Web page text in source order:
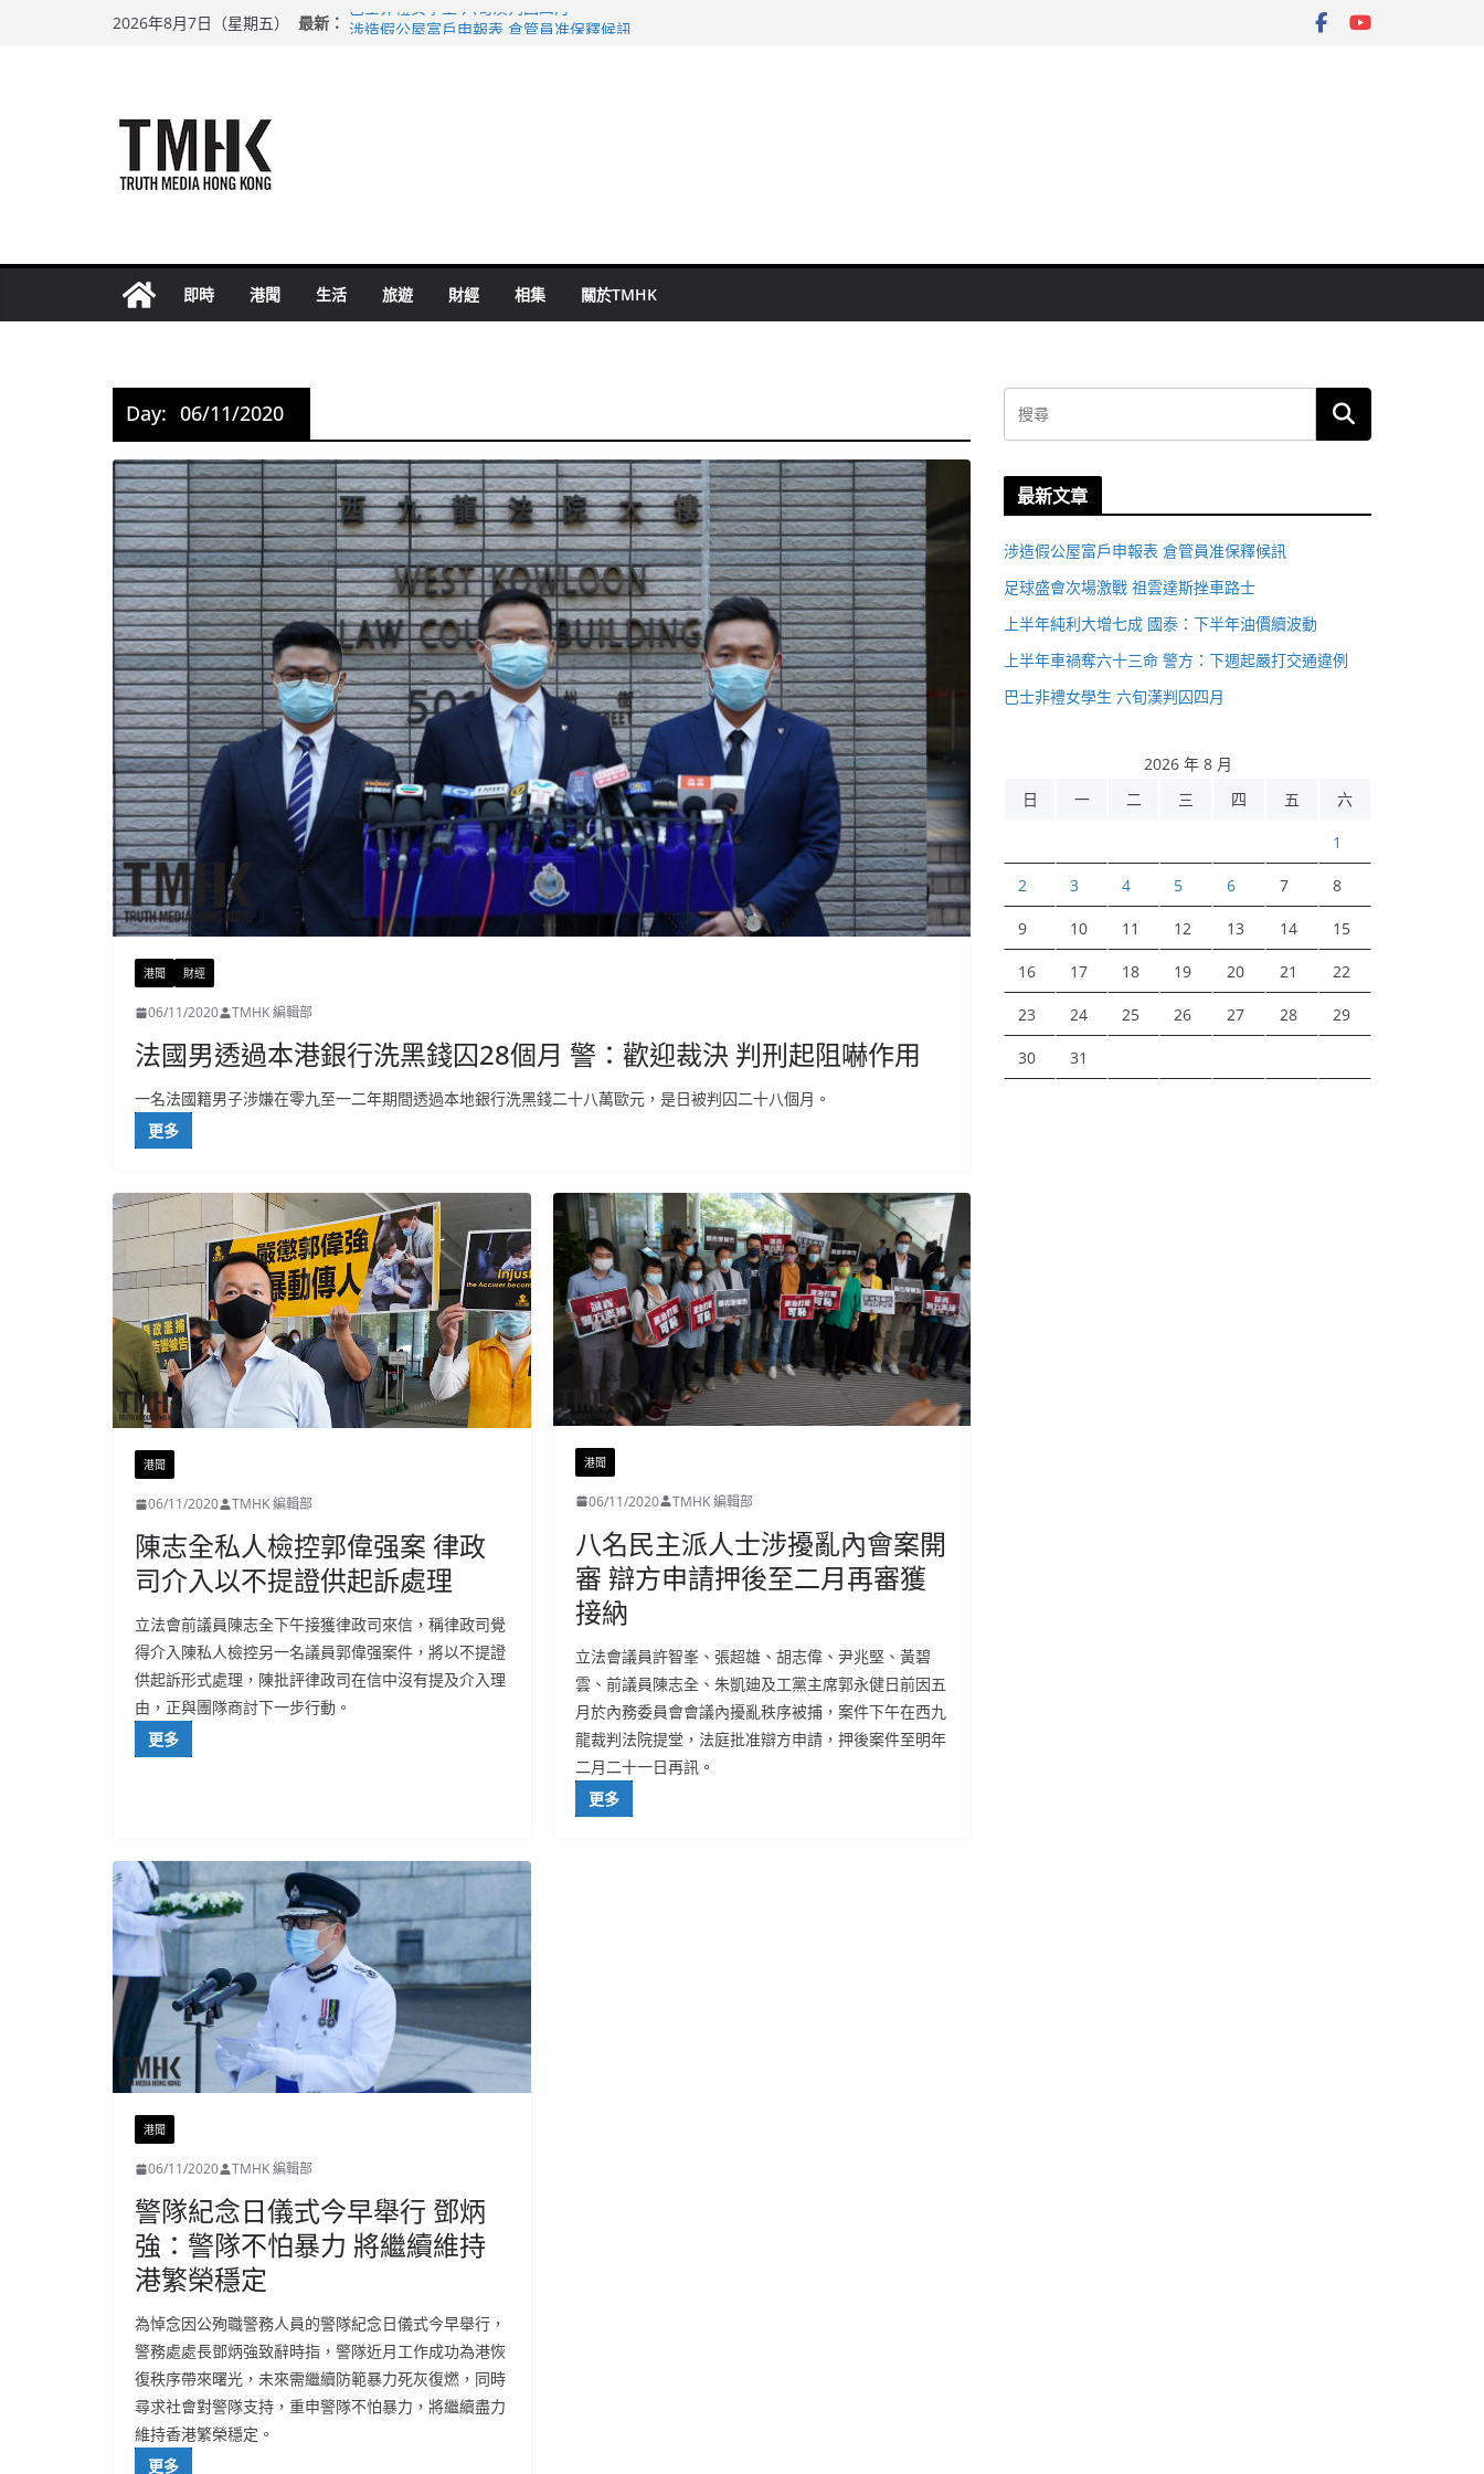
2026年8月7日（星期五） 最新： 巴士非禮女學生 六旬漢判囚四月
即時 港聞 生活 旅遊 財經 相集 關於TMHK
Day: 06/11/2020
港聞 財經
06/11/2020 TMHK 編輯部
法國男透過本港銀行洗黑錢囚28個月 警：歡迎裁決 判刑起阻嚇作用
一名法國籍男子涉嫌在零九至一二年期間透過本地銀行洗黑錢二十八萬歐元，是日被判囚二十八個月。
更多
港聞
06/11/2020 TMHK 編輯部
陳志全私人檢控郭偉强案 律政
司介入以不提證供起訴處理
立法會前議員陳志全下午接獲律政司來信，稱律政司覺
得介入陳私人檢控另一名議員郭偉强案件，將以不提證
供起訴形式處理，陳批評律政司在信中沒有提及介入理
由，正與團隊商討下一步行動。
更多
港聞
06/11/2020 TMHK 編輯部
八名民主派人士涉擾亂內會案開
審 辯方申請押後至二月再審獲
接納
立法會議員許智峯、張超雄、胡志偉、尹兆堅、黃碧
雲、前議員陳志全、朱凱廸及工黨主席郭永健日前因五
月於內務委員會會議內擾亂秩序被捕，案件下午在西九
龍裁判法院提堂，法庭批准辯方申請，押後案件至明年
二月二十一日再訊。
更多
港聞
06/11/2020 TMHK 編輯部
警隊紀念日儀式今早舉行 鄧炳
強：警隊不怕暴力 將繼續維持
港繁榮穩定
為悼念因公殉職警務人員的警隊紀念日儀式今早舉行，
警務處處長鄧炳強致辭時指，警隊近月工作成功為港恢
復秩序帶來曙光，未來需繼續防範暴力死灰復燃，同時
尋求社會對警隊支持，重申警隊不怕暴力，將繼續盡力
維持香港繁榮穩定。
更多
最新文章
涉造假公屋富戶申報表 倉管員准保釋候訊
足球盛會次場激戰 祖雲達斯挫車路士
上半年純利大增七成 國泰：下半年油價續波動
上半年車禍奪六十三命 警方：下週起嚴打交通違例
巴士非禮女學生 六旬漢判囚四月
2026 年 8 月
日
一 二 三 四 五 六
1
2 3 4 5 6 7 8
9 10 11 12 13 14 15
16 17 18 19 20 21 22
23 24 25 26 27 28 29
30 31